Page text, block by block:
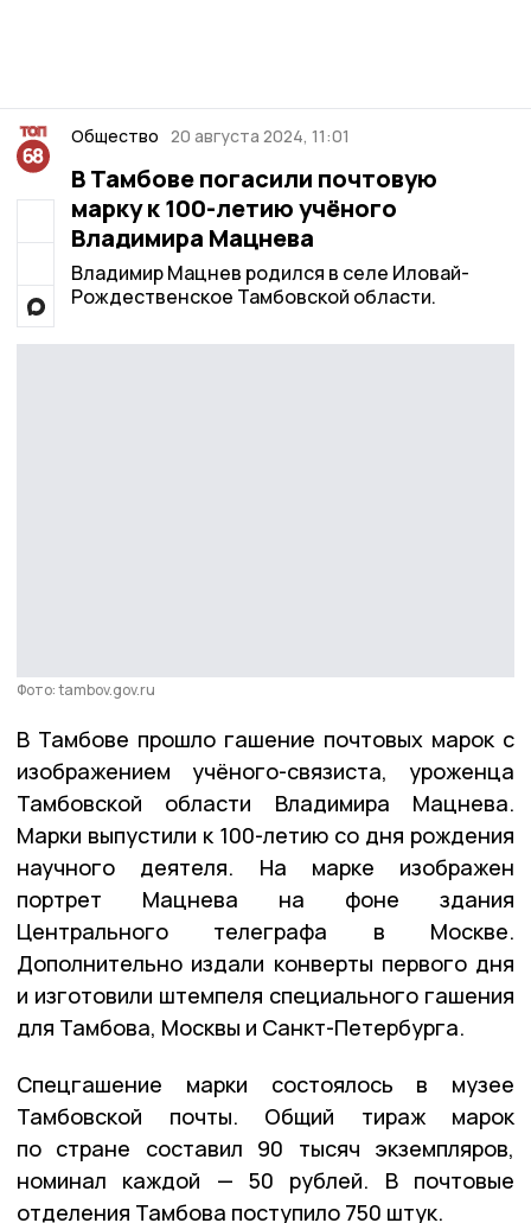
Общество 20 августа 2024, 11:01
В Тамбове погасили почтовую
марку к 100-летию учёного
Владимира Мацнева
Владимир Мацнев родился в селе Иловай-
Рождественское Тамбовской области.
Фото: tambov.gov.ru
В Тамбове прошло гашение почтовых марок с
изображением учёного-связиста, уроженца
Тамбовской области Владимира Мацнева.
Марки выпустили к 100-летию со дня рождения
научного деятеля. На марке изображен
портрет Мацнева на фоне здания
Центрального телеграфа в Москве.
Дополнительно издали конверты первого дня
и изготовили штемпеля специального гашения
для Тамбова, Москвы и Санкт-Петербурга.
Спецгашение марки состоялось в музее
Тамбовской почты. Общий тираж марок
по стране составил 90 тысяч экземпляров,
номинал каждой — 50 рублей. В почтовые
отделения Тамбова поступило 750 штук.